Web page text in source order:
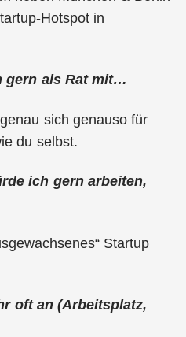
Hotspot in
gern als Rat mit…
sich genauso für
du selbst.
ich gern arbeiten,
Startup
oft an (Arbeitsplatz,